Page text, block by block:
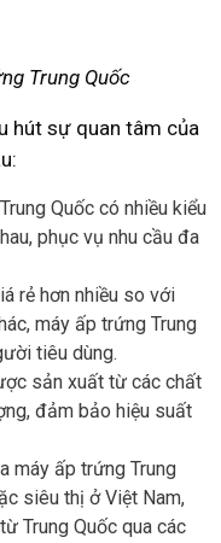
Trung Quốc
hút sự quan tâm của
Quốc có nhiều kiểu
phục vụ nhu cầu đa
rẻ hơn nhiều so với
máy ấp trứng Trung
tiêu dùng.
sản xuất từ các chất
đảm bảo hiệu suất
máy ấp trứng Trung
siêu thị ở Việt Nam,
Trung Quốc qua các